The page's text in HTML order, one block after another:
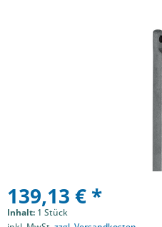
139,13 € *
Inhalt: 1 Stück